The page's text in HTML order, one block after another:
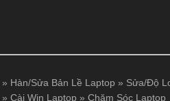
» Hàn/Sửa Bản Lề Laptop » Sửa/Độ
» Cài Win Laptop » Chăm Sóc Laptop